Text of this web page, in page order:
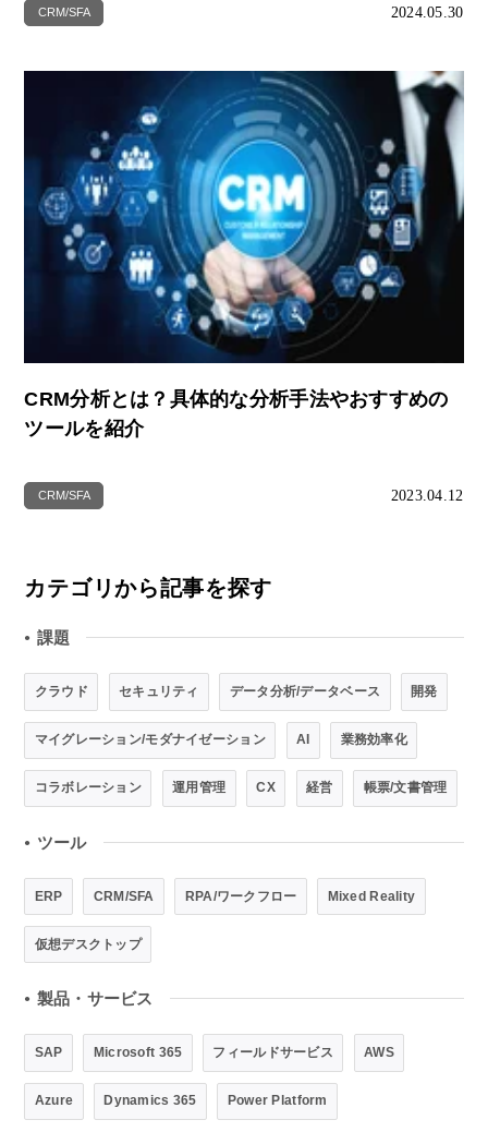
CRM/SFA 2024.05.30
CRM分析とは？具体的な分析手法やおすすめの
ツールを紹介
CRM/SFA 2023.04.12
カテゴリから記事を探す
● 課題
クラウド セキュリティ データ分析/データベース 開発
マイグレーション/モダナイゼーション AI 業務効率化
コラボレーション 運用管理 CX 経営 帳票/文書管理
● ツール
ERP CRM/SFA RPA/ワークフロー Mixed Reality
仮想デスクトップ
● 製品・サービス
SAP Microsoft 365 フィールドサービス AWS
Azure Dynamics 365 Power Platform